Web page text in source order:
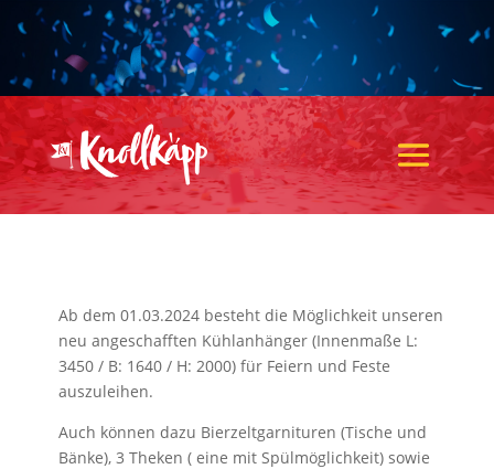
Ab dem 01.03.2024 besteht die Möglichkeit unseren
neu angeschafften Kühlanhänger (Innenmaße L:
3450 / B: 1640 / H: 2000) für Feiern und Feste
auszuleihen.
Auch können dazu Bierzeltgarnituren (Tische und
Bänke), 3 Theken ( eine mit Spülmöglichkeit) sowie